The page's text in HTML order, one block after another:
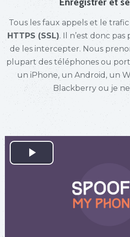
Tous les faux appels et le
HTTPS (SSL). Il n’est donc
de les intercepter. Nous
plupart des téléphones ou
un iPhone, un Android, un
Blackberry ou je ne
Play